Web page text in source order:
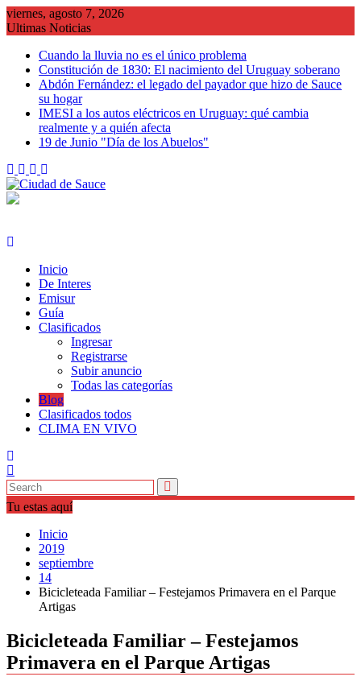
Saltar
al
viernes, agosto 7, 2026
Ultimas Noticias
Cuando la lluvia no es el único problema
Constitución de 1830: El nacimiento del Uruguay soberano
Abdón Fernández: el legado del payador que hizo de Sauce
su hogar
IMESI a los autos eléctricos en Uruguay: qué cambia
realmente y a quién afecta
19 de Junio "Día de los Abuelos"
Inicio
De Interes
Emisur
Guía
Clasificados
Ingresar
Registrarse
Subir anuncio
Todas las categorías
Blog
Clasificados todos
CLIMA EN VIVO
Tu estas aquí
Inicio
2019
septiembre
14
Bicicleteada Familiar – Festejamos Primavera en el Parque
Artigas
Bicicleteada Familiar – Festejamos
Primavera en el Parque Artigas